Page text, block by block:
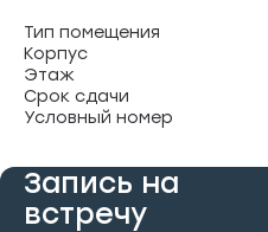
Тип помещения
Корпус
Этаж
Срок сдачи
Условный номер
Запись на
встречу